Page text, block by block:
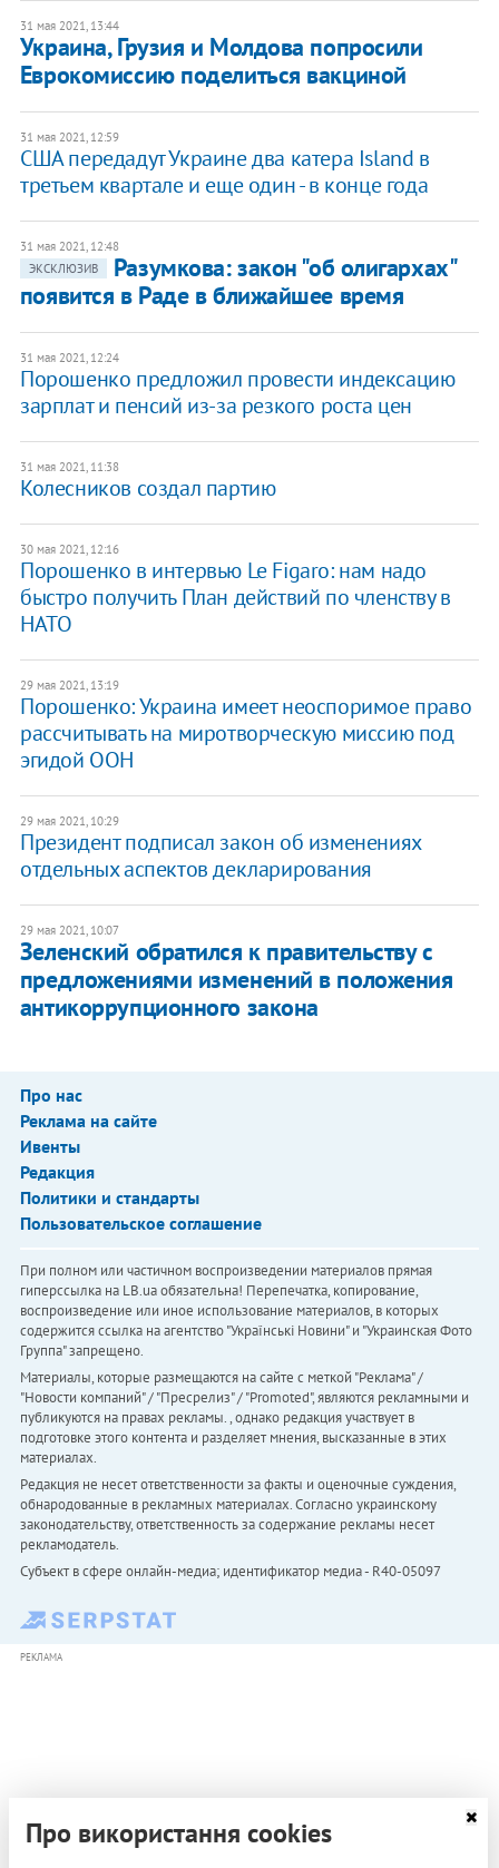
31 мая 2021, 13:44
Украина, Грузия и Молдова попросили
Еврокомиссию поделиться вакциной
31 мая 2021, 12:59
США передадут Украине два катера Island в
третьем квартале и еще один - в конце года
31 мая 2021, 12:48
ЭКСКЛЮЗИВ
Разумкова: закон "об олигархах"
появится в Раде в ближайшее время
31 мая 2021, 12:24
Порошенко предложил провести индексацию
зарплат и пенсий из-за резкого роста цен
31 мая 2021, 11:38
Колесников создал партию
30 мая 2021, 12:16
Порошенко в интервью Le Figaro: нам надо
быстро получить План действий по членству в
НАТО
29 мая 2021, 13:19
Порошенко: Украина имеет неоспоримое право
рассчитывать на миротворческую миссию под
эгидой ООН
29 мая 2021, 10:29
Президент подписал закон об изменениях
отдельных аспектов декларирования
29 мая 2021, 10:07
Зеленский обратился к правительству с
предложениями изменений в положения
антикоррупционного закона
Про нас
Реклама на сайте
Ивенты
Редакция
Политики и стандарты
Пользовательское соглашение
При полном или частичном воспроизведении материалов прямая
гиперссылка на LB.ua обязательна! Перепечатка, копирование,
воспроизведение или иное использование материалов, в которых
содержится ссылка на агентство "Українськi Новини" и "Украинская Фото
Группа" запрещено.
Материалы, которые размещаются на сайте с меткой "Реклама" /
"Новости компаний" / "Пресрелиз" / "Promoted", являются рекламными и
публикуются на правах рекламы. , однако редакция участвует в
подготовке этого контента и разделяет мнения, высказанные в этих
материалах.
Редакция не несет ответственности за факты и оценочные суждения,
обнародованные в рекламных материалах. Согласно украинскому
законодательству, ответственность за содержание рекламы несет
рекламодатель.
Субъект в сфере онлайн-медиа; идентификатор медиа - R40-05097
РЕКЛАМА
Про використання cookies